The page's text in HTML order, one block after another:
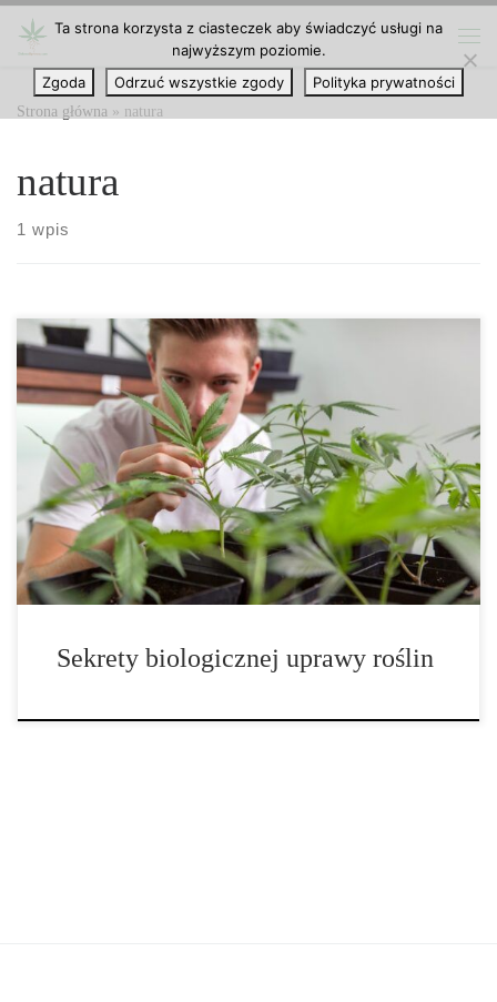
Przejdź do treści
Strona główna » natura
natura
1 wpis
Pożyteczne mikroorganizmy w hydroponice – sekrety
biologicznej uprawy roślin Hydroponika to innowacyjna metoda
uprawy roślin, w której gleba została zastąpiona pożywką wodną o
precyzyjnie dobranym składzie. Jednak nawet najbardziej
zaawansowany system bezglebowy nie osiągnie pełni potencjału
bez biologicznego wsparcia. Tutaj do gry wkraczają pożyteczne
mikroorganizmy – niewidzialni sprzymierzeńcy, którzy […]
Sekrety biologicznej uprawy roślin
Ta strona korzysta z ciasteczek aby świadczyć usługi na
najwyższym poziomie.
Zgoda
Odrzuć wszystkie zgody Polityka prywatności